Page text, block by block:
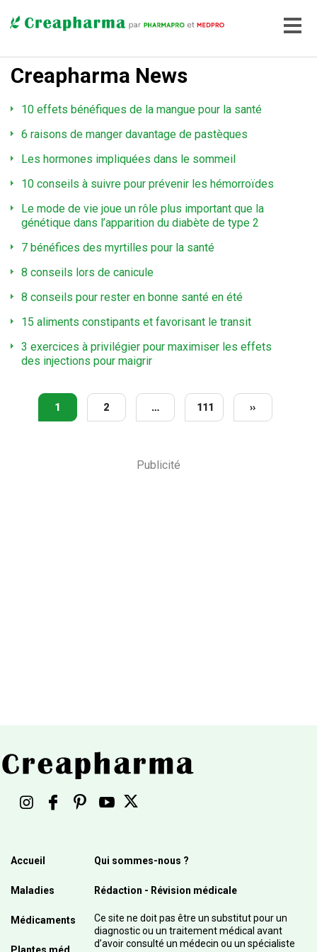
Creapharma News
10 effets bénéfiques de la mangue pour la santé
6 raisons de manger davantage de pastèques
Les hormones impliquées dans le sommeil
10 conseils à suivre pour prévenir les hémorroïdes
Le mode de vie joue un rôle plus important que la
génétique dans l’apparition du diabète de type 2
7 bénéfices des myrtilles pour la santé
8 conseils lors de canicule
8 conseils pour rester en bonne santé en été
15 aliments constipants et favorisant le transit
3 exercices à privilégier pour maximiser les effets
des injections pour maigrir
1 2 … 111 ››
Publicité
Accueil
Maladies
Médicaments
Qui sommes-nous ?
Rédaction - Révision médicale
Ce site ne doit pas être un substitut pour un
diagnostic ou un traitement médical avant
d’avoir consulté un médecin ou un spécialiste